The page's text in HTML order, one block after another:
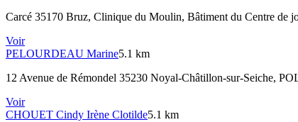
Carcé 35170 Bruz, Clinique du Moulin, Bâtiment du Centre de
Voir
PELOURDEAU Marine5.1 km
12 Avenue de Rémondel 35230 Noyal-Châtillon-sur-Seiche,
Voir
CHOUET Cindy Irène Clotilde5.1 km